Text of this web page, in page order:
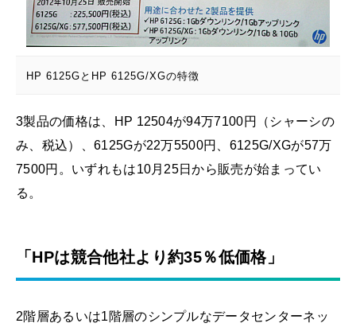
HP 6125GとHP 6125G/XGの特徴
3製品の価格は、HP 12504が94万7100円（シャーシの
み、税込）、6125Gが22万5500円、6125G/XGが57万
7500円。いずれもは10月25日から販売が始まってい
る。
「HPは競合他社より約35％低価格」
2階層あるいは1階層のシンプルなデータセンターネッ